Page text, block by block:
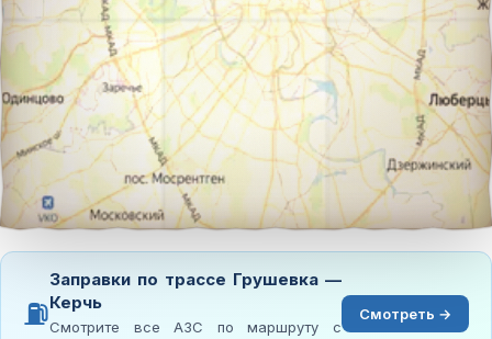
⛽
Заправки по трассе Грушевка —
Керчь
Смотрите все АЗС по маршруту с
Смотреть →